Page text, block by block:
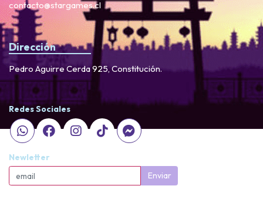
contacto@stargames.cl
Dirección
Pedro Aguirre Cerda 925, Constitución.
Redes Sociales
Newletter
Enviar